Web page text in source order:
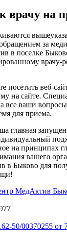
врачу на
обращением за
в поселке
врачу-
посетить веб-
на сайте.
все ваши
для приема.
главная
на принципах
вашего
в Быково для
50/00370255 от